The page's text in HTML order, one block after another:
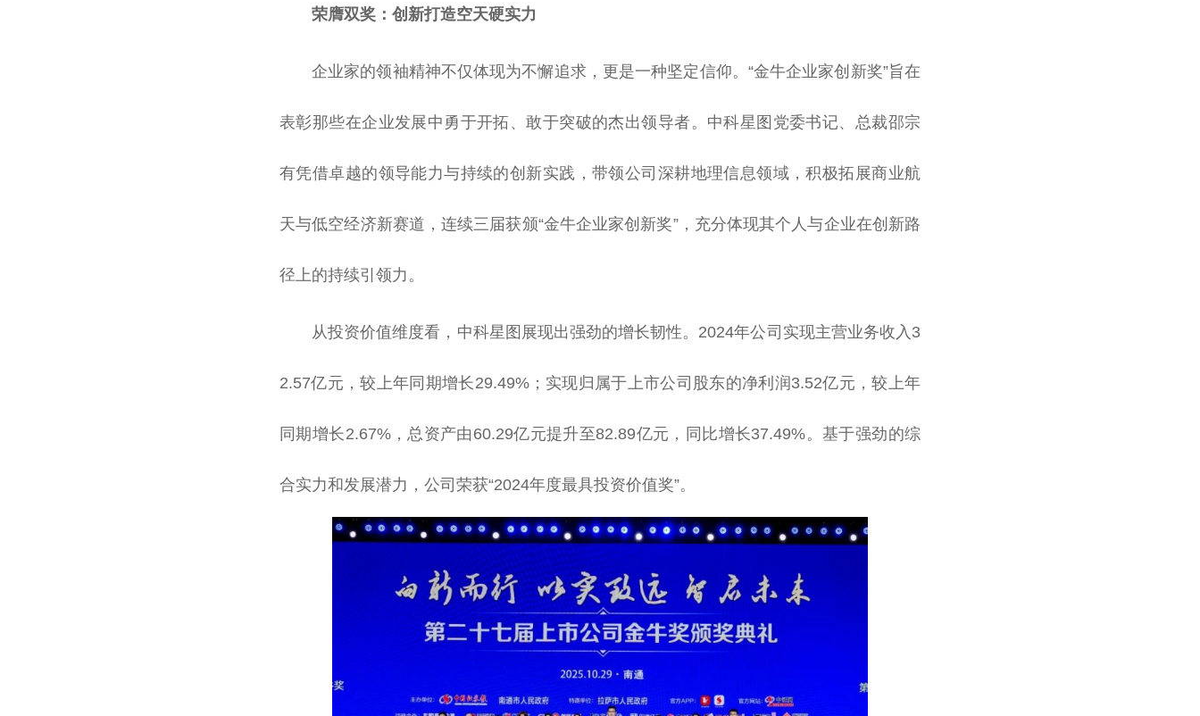
荣膺双奖：创新打造空天硬实力
企业家的领袖精神不仅体现为不懈追求，更是一种坚定信仰。“金牛企业家创新奖”旨在
表彰那些在企业发展中勇于开拓、敢于突破的杰出领导者。中科星图党委书记、 总裁邵宗
有凭借卓越的领导能力与持续的创新实践，带领公司深耕地理信息领域，积极拓展商业航
天与低空经济新赛道，连续三届获颁“金牛企业家创新奖”，充分体现其个人与企业在创新路
径上的持续引领力。
从投资价值维度看，中科星图展现出强劲的增长韧性。2024年公司实现主营业务收入3
2.57亿元，较上年同期增长29.49%；实现归属于上市公司股东的净利润3.52亿元，较上年
同期增长2.67%， 总 资产由60.29亿元提升至82.89亿元，同比增长37.49%。基于强劲的综
合实力和发展潜力，公司荣获“2024年度最具投资价值奖”。